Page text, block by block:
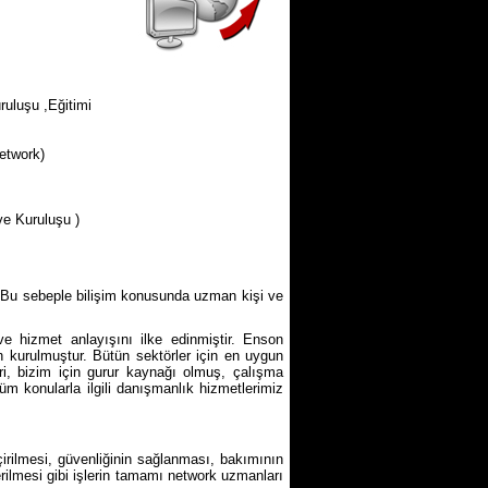
,Eğitimi
Kuruluşu )
sebeple bilişim konusunda uzman kişi ve
hizmet anlayışını ilke edinmiştir. Enson
kurulmuştur. Bütün sektörler için en uygun
bizim için gurur kaynağı olmuş, çalışma
konularla ilgili danışmanlık hizmetlerimiz
güvenliğinin sağlanması, bakımının
gibi işlerin tamamı network uzmanları